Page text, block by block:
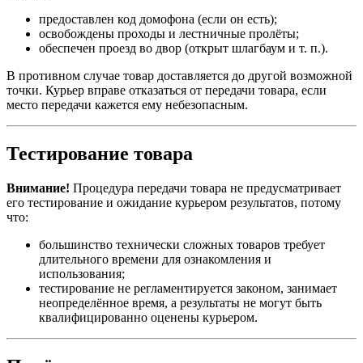
предоставлен код домофона (если он есть);
освобождены проходы и лестничные пролёты;
обеспечен проезд во двор (открыт шлагбаум и т. п.).
В противном случае товар доставляется до другой возможной
точки. Курьер вправе отказаться от передачи товара, если
место передачи кажется ему небезопасным.
Тестирование товара
Внимание! Процедура передачи товара не предусматривает
его тестирование и ожидание курьером результатов, потому
что:
большинство технически сложных товаров требует
длительного времени для ознакомления и
использования;
тестирование не регламентируется законом, занимает
неопределённое время, а результаты не могут быть
квалифицированно оценены курьером.